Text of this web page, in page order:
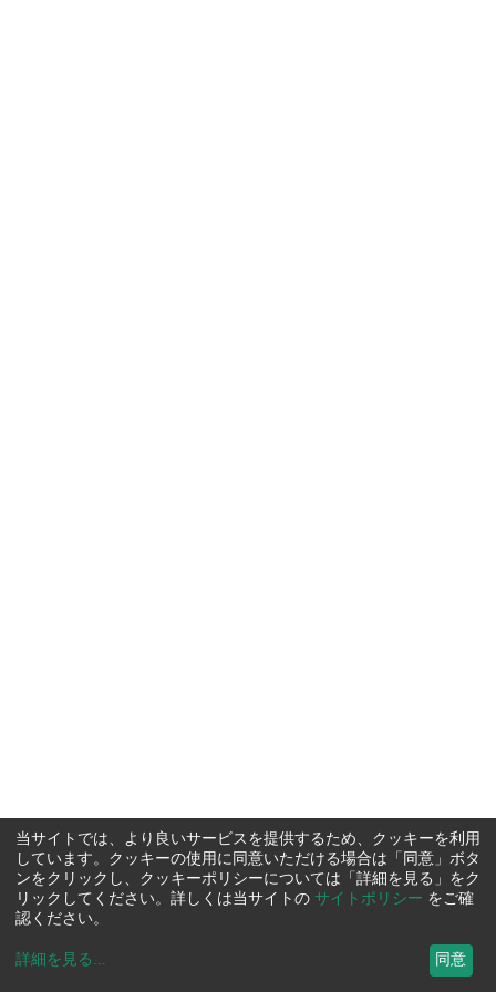
当サイトでは、より良いサービスを提供するため、クッキーを利用
しています。クッキーの使用に同意いただける場合は「同意」ボタ
ンをクリックし、クッキーポリシーについては「詳細を見る」をク
リックしてください。詳しくは当サイトの サイトポリシー をご確
認ください。
詳細を見る ... 同意